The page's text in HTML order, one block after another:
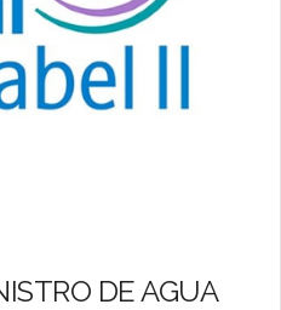
DE AGUA